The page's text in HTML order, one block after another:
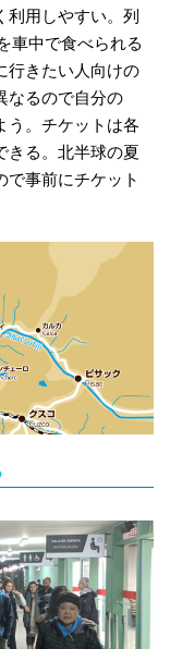
利用しやすい。列
車中で食べられる
行きたい人向けの
なるので自分の
。 チケットは各
きる。北半球の夏
で事前にチケット